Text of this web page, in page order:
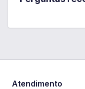
Atendimento